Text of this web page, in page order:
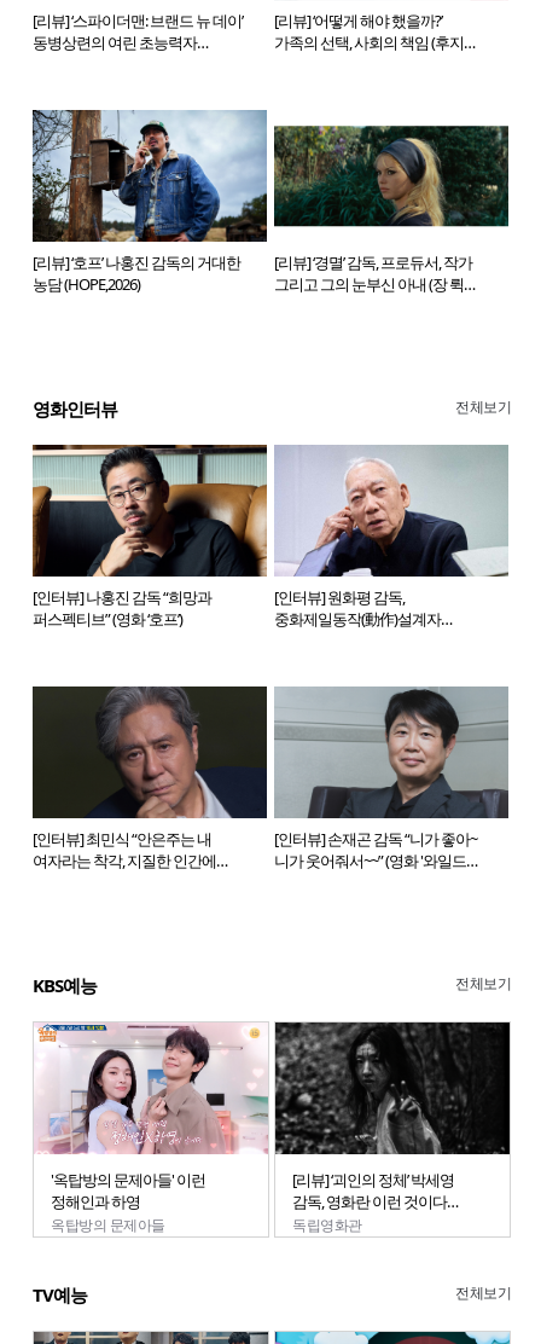
[리뷰] ‘스파이더맨: 브랜드 뉴 데이’
동병상련의 여린 초능력자
[리뷰] ‘어떻게 해야 했을까?’
가족의 선택, 사회의 책임 (후지노
[리뷰] ‘호프’ 나홍진 감독의 거대한
농담 (HOPE,2026)
[리뷰] ‘경멸’ 감독, 프로듀서, 작가
그리고 그의 눈부신 아내 (장 뤽
영화인터뷰 전체보기
[인터뷰] 나홍진 감독 “희망과
퍼스펙티브” (영화 ‘호프’)
[인터뷰] 원화평 감독,
중화제일동작(動作)설계자
[인터뷰] 최민식 “안은주는 내
여자라는 착각, 지질한 인간에
[인터뷰] 손재곤 감독 “니가 좋아~
니가 웃어줘서~~” (영화 '와일드
KBS예능 전체보기
'옥탑방의 문제아들' 이런
정해인과 하영
옥탑방의 문제아들
[리뷰] ‘괴인의 정체’ 박세영
감독, 영화란 이런 것이다
(KBS독립영화관 7일 밤
독립영화관
TV예능 전체보기